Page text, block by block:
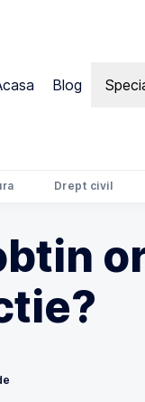
Blog
Drept civil